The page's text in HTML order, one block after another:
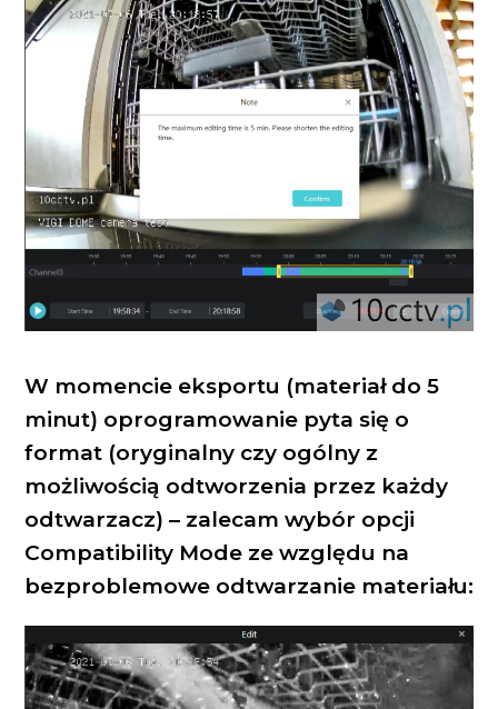
W momencie eksportu (materiał do 5
minut) oprogramowanie pyta się o
format (oryginalny czy ogólny z
możliwością odtworzenia przez każdy
odtwarzacz) – zalecam wybór opcji
Compatibility Mode ze względu na
bezproblemowe odtwarzanie materiału: